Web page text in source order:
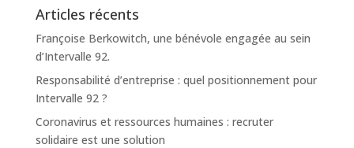
Articles récents
Françoise Berkowitch, une bénévole engagée au sein
d’Intervalle 92.
Responsabilité d’entreprise : quel positionnement pour
Intervalle 92 ?
Coronavirus et ressources humaines : recruter
solidaire est une solution